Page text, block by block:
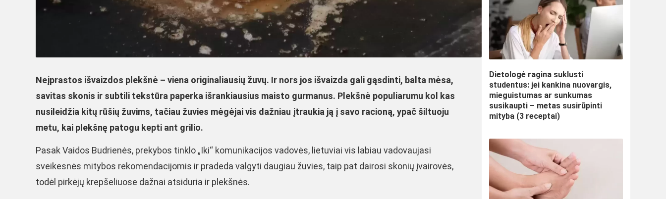
Neįprastos išvaizdos plekšnė – viena originaliausių žuvų. Ir nors jos išvaizda gali gąsdinti, balta mėsa,
savitas skonis ir subtili tekstūra paperka išrankiausius maisto gurmanus. Plekšnė populiarumu kol kas
nusileidžia kitų rūšių žuvims, tačiau žuvies mėgėjai vis dažniau įtraukia ją į savo racioną, ypač šiltuoju
metu, kai plekšnę patogu kepti ant grilio.
Pasak Vaidos Budrienės, prekybos tinklo „Iki“ komunikacijos vadovės, lietuviai vis labiau vadovaujasi
sveikesnės mitybos rekomendacijomis ir pradeda valgyti daugiau žuvies, taip pat dairosi skonių įvairovės,
todėl pirkėjų krepšeliuose dažnai atsiduria ir plekšnės.
Dietologė ragina suklusti
studentus: jei kankina nuovargis,
mieguistumas ar sunkumas
susikaupti – metas susirūpinti
mityba (3 receptai)